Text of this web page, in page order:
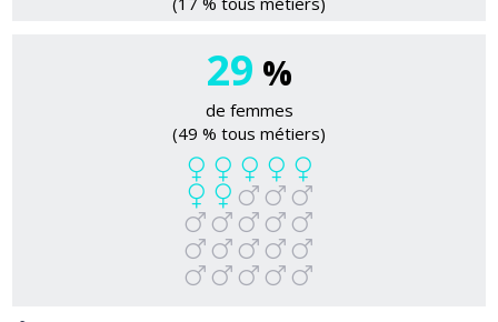
29 %
de femmes
(49 % tous métiers)